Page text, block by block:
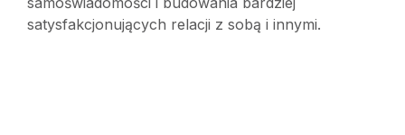
satysfakcjonujących relacji z sobą i innymi.